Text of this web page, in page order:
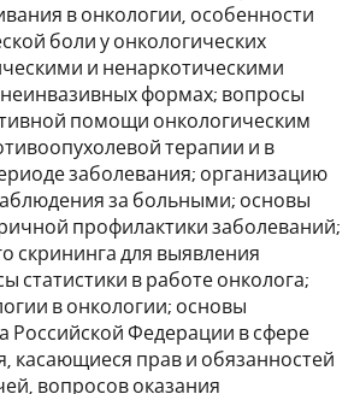
в онкологии, особенности
боли у онкологических
и ненаркотическими
формах; вопросы
помощи онкологическим
терапии и в
заболевания; организацию
за больными; основы
профилактики заболеваний;
скрининга для выявления
статистики в работе онколога;
в онкологии; основы
Российской Федерации в сфере
касающиеся прав и обязанностей
вопросов оказания